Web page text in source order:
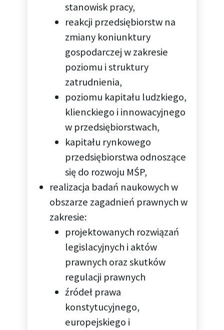
stanowisk pracy,
reakcji przedsiębiorstw na
zmiany koniunktury
gospodarczej w zakresie
poziomu i struktury
zatrudnienia,
poziomu kapitału ludzkiego,
klienckiego i innowacyjnego
w przedsiębiorstwach,
kapitału rynkowego
przedsiębiorstwa odnoszące
się do rozwoju MŚP,
realizacja badań naukowych w
obszarze zagadnień prawnych w
zakresie:
projektowanych rozwiązań
legislacyjnych i aktów
prawnych oraz skutków
regulacji prawnych
źródeł prawa
konstytucyjnego,
europejskiego i